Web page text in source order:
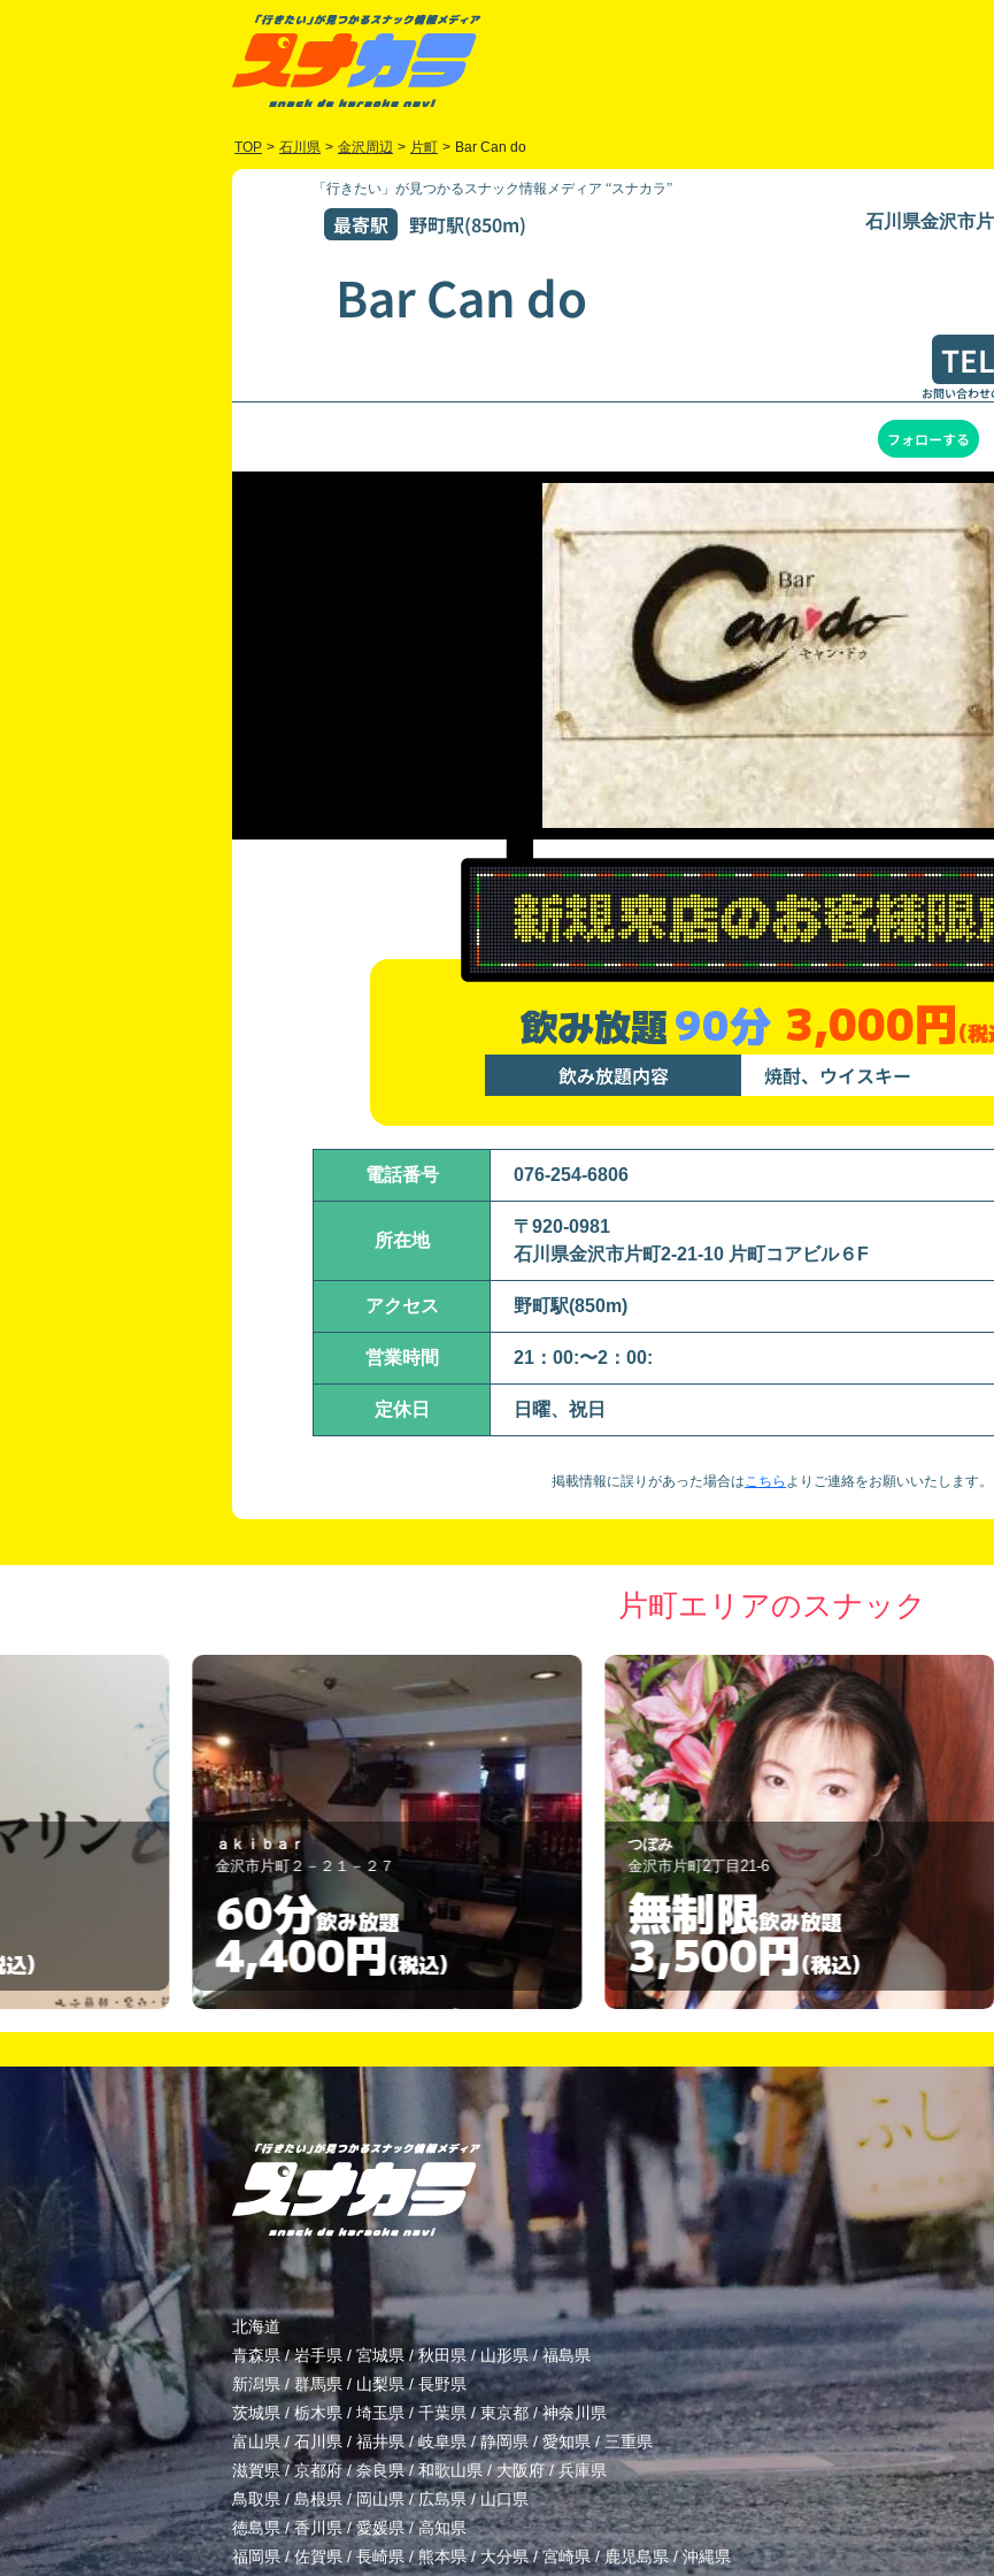
TOP > 石川県 > 金沢周辺 > 片町 > Bar Can do
「行きたい」が見つかるスナック情報メディア “スナカラ”
最寄駅 野町駅(850m) 石川県金沢市
Bar Can do
TEL
お問い合わ
フォローする
飲み放題90分 3,000円(税
飲み放題内容 焼酎、ウイスキー
電話番号 076-254-6806
所在地
〒920-0981
石川県金沢市片町2-21-10 片町コアビル６F
アクセス 野町駅(850m)
営業時間 21：00:〜2：00:
定休日 日曜、祝日
掲載情報に誤りがあった場合はこちら より ご連絡をお願いいたします。
片町エリアのスナック
ａｋｉｂａｒ
金沢市片町２－２１－２７
60分飲み放題
4,400円(税込)
つぼみ
金沢市片町2丁目21-6
無制限飲み放題
3,500円(税込)
北海道
青森県/岩手県 / 宮城県 /秋田県 /山形県/福島県
新潟県 / 群馬県 / 山梨県/長野県
茨城県 / 栃木県 / 埼玉県/ 千葉県 /東京都/神奈川県
富山県/ 石川県 / 福井県/岐阜県/静岡県/ 愛知県 / 三重県
滋賀県/京都府/奈良県/和歌山県 /大阪府/兵庫県
鳥取県/島根県/岡山県/広島県/山口県
徳島県/香川県/愛媛県/高知県
福岡県/佐賀県/長崎県 /熊本県/大分県/宮崎県/鹿児島県/沖縄県